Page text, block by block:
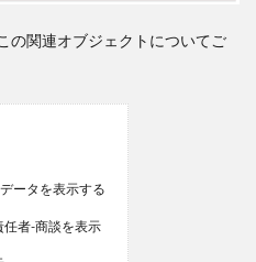
の関連オブジェクトについてご
ータを表示する
任者-商談を表示